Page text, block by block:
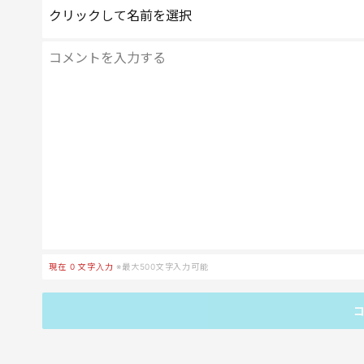
クリックして名前を選択
現在 0 文字入力 ※最大500文字入力可能